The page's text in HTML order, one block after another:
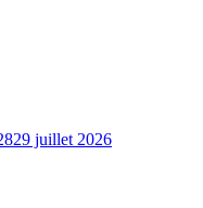
29 juillet 2026